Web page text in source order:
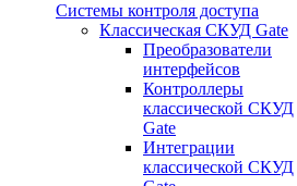
Системы контроля доступа
Классическая СКУД Gate
Преобразователи
интерфейсов
Контроллеры
классической СКУД
Gate
Интеграции
классической СКУД